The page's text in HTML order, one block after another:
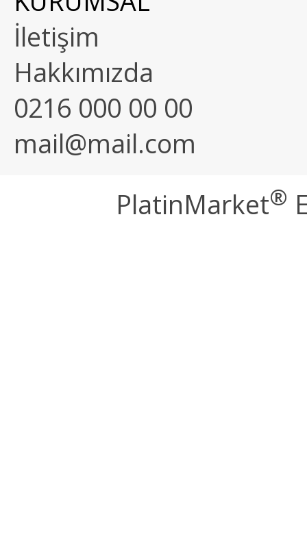
İletişim
Hakkımızda
0216 000 00 00
mail@mail.com
PlatinMarket®